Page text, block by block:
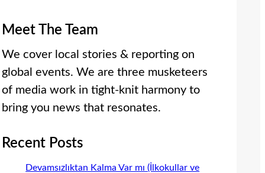
Meet The Team
We cover local stories & reporting on
global events. We are three musketeers
of media work in tight-knit harmony to
bring you news that resonates.
Recent Posts
Devamsızlıktan Kalma Var mı (İlkokullar ve